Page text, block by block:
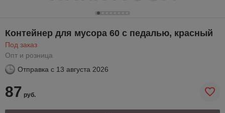
Контейнер для мусора 60 с педалью, красный
Под заказ
Опт и розница
Отправка с 13 августа 2026
87 руб.